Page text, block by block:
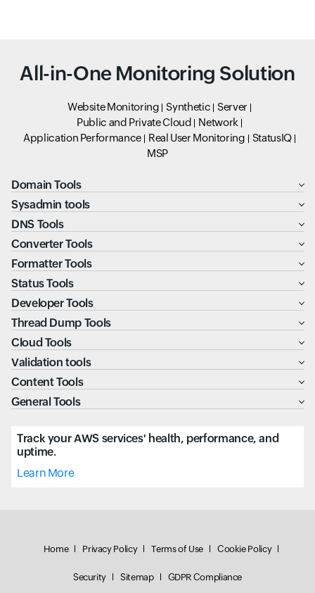
All-in-One Monitoring Solution
Website Monitoring Synthetic
Server
Public and Private Cloud
Network
Application Performance
Real User Monitoring
StatusIQ
MSP
Domain Tools
Sysadmin tools
DNS Tools
Converter Tools
Formatter Tools
Status Tools
Developer Tools
Thread Dump Tools
Cloud Tools
Validation tools
Content Tools
General Tools
Track your AWS services' health, performance, and
uptime.
Learn More
Home Privacy Policy Terms of Use Cookie Policy
Security Sitemap GDPR Compliance